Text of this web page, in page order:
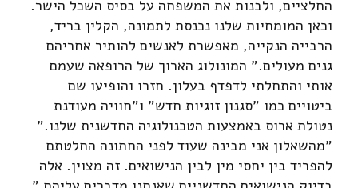
החלציים, ולבנות את המשפחה על בסיס השכל הישר.
וכאן המומחיות שלנו נכנסת לתמונה, הקלין בריד,
הרבייה הנקייה, מאפשרת לאנשים להותיר אחריהם
גנים מעולים." המונולוג הארוך של הרופאה שעמם
אותי והתחלתי לדפדף בעלון. חזרו והופיעו שם
ביטויים כמו "סגנון זוגיות חדש" ו"חוויה מעודנת
נטולת ארוס באמצעות הטכנולוגיה החדשנית שלנו."
"מהשאלון אני מבינה שעוד לפני החתונה החלטתם
להפריד בין יחסי מין לבין הנישואים. זה מצוין. אלה